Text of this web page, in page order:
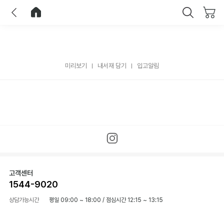
미리보기 내서재 담기 입고알림
고객센터
1544-9020
상담가능시간 평일 09:00 ~ 18:00 / 점심시간 12:15 ~ 13:15